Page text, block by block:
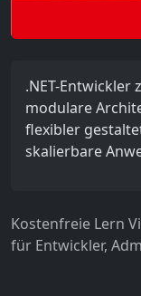
.NET-
modulare
flexibler
skalierbare
Kostenfreie Lern
für Entwickler,